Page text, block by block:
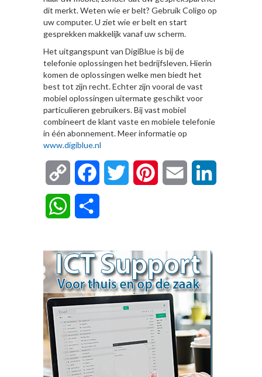
dit merkt. Weten wie er belt? Gebruik Coligo op
uw computer. U ziet wie er belt en start
gesprekken makkelijk vanaf uw scherm.
Het uitgangspunt van DigiBlue is bij de
telefonie oplossingen het bedrijfsleven. Hierin
komen de oplossingen welke men biedt het
best tot zijn recht. Echter zijn vooral de vast
mobiel oplossingen uitermate geschikt voor
particulieren gebruikers. Bij vast mobiel
combineert de klant vaste en mobiele telefonie
in één abonnement. Meer informatie op
www.digiblue.nl
Copy
Link
FacebookTwitter Pinterest Email
WhatsApp